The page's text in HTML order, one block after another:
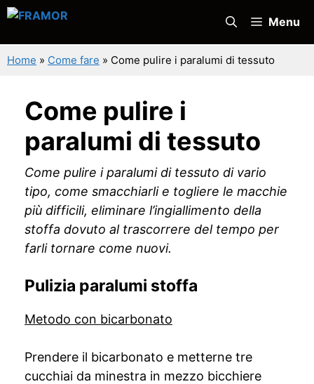
Vai
contenuto
Menu
Home » Come fare » Come pulire i paralumi di tessuto
Come pulire i
paralumi di tessuto
Come pulire i paralumi di tessuto di vario
tipo, come smacchiarli e togliere le macchie
più difficili, eliminare l’ingiallimento della
stoffa dovuto al trascorrere del tempo per
farli tornare come nuovi.
Pulizia paralumi stoffa
Metodo con bicarbonato
Prendere il bicarbonato e metterne tre
cucchiai da minestra in mezzo bicchiere